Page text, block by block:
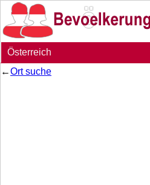
Österreich
←Ort suche